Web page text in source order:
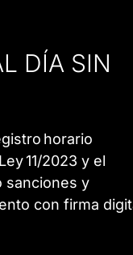
DÍA SIN
horario
11/2023 y el
sanciones y
con firma